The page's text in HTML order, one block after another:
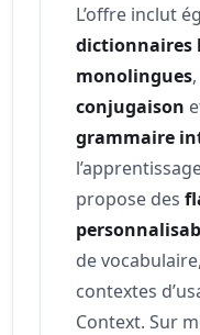
L’offre inclut
dictionnaires
monolingues
conjugaison
grammaire
propose des
de
contextes
Context. Sur